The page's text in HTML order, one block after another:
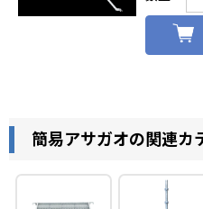
簡易アサガオの関連カ